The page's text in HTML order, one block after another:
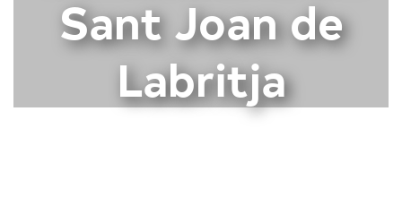
Sant Joan de
Labritja